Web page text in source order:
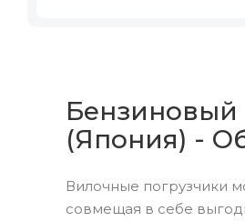
Бензиновый
(Япония) -
Вилочные погрузчики
совмещая в себе